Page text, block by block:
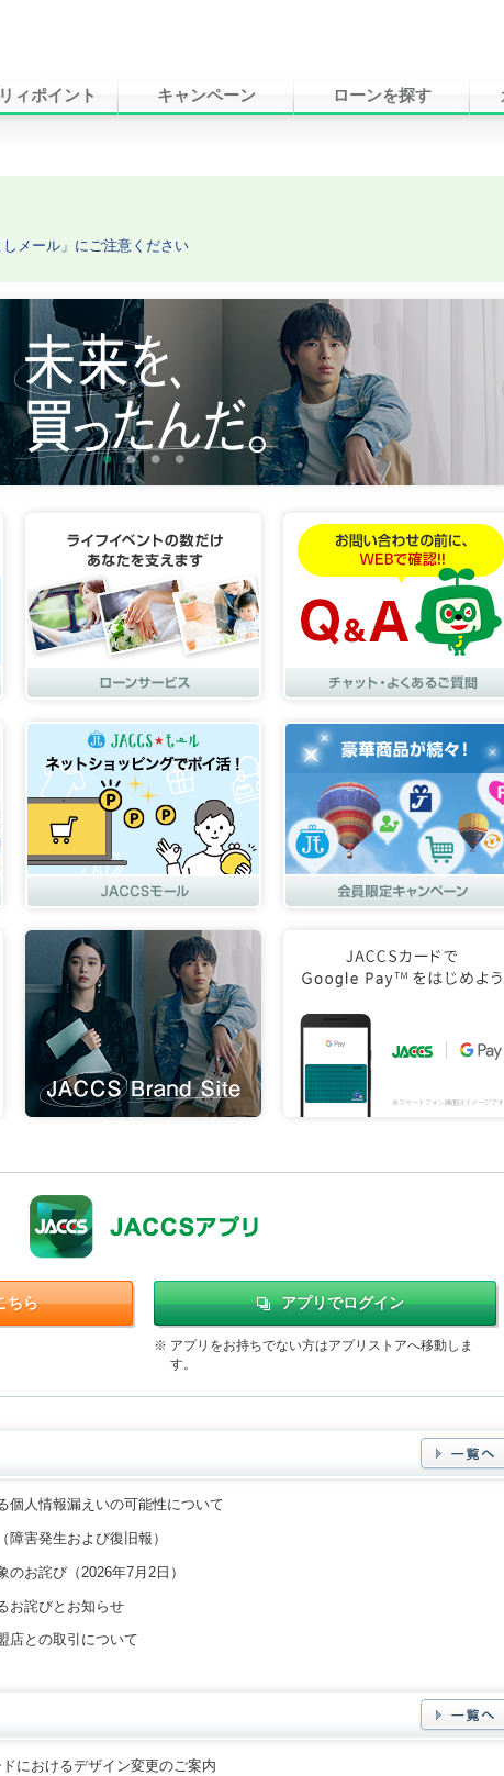
ィポイント キャンペーン ローンを探す
メール」にご注意ください
ちら アプリでログイン
※ アプリをお持ちでない方はアプリストアへ移動しま
す。
個人情報漏えいの可能性について
害発生および復旧報）
お詫び（2026年7月2日）
お詫びとお知らせ
店との取引について
におけるデザイン変更のご案内